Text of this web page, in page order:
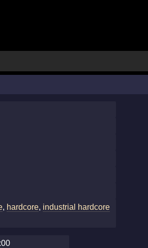
, hardcore, industrial hardcore